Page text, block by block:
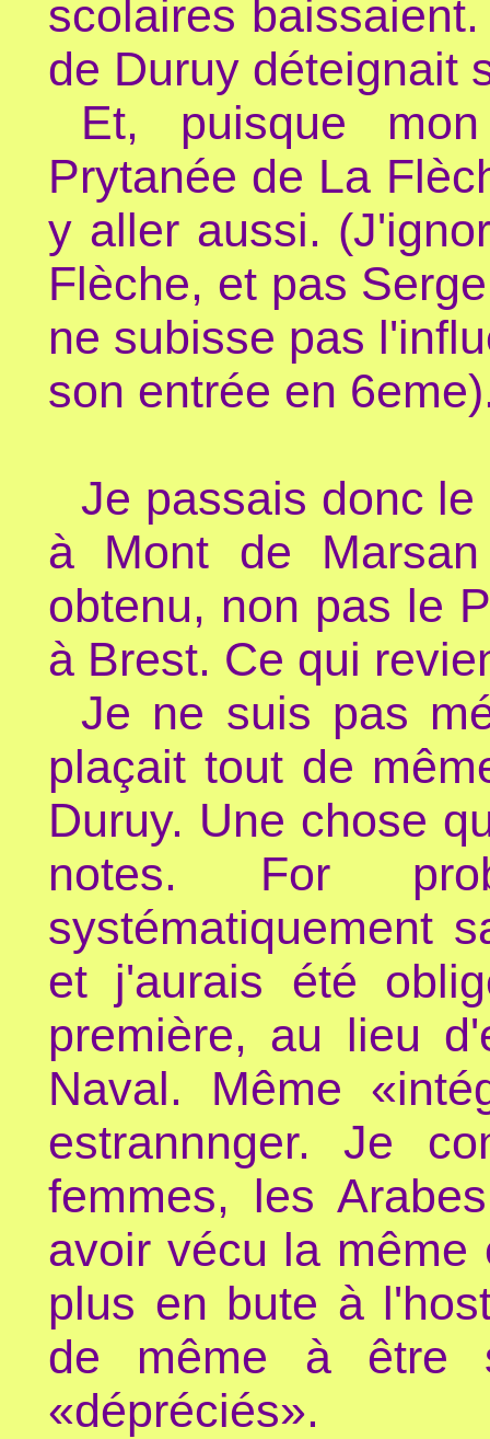
scolaires
de Duruy déteignait
Et, puisque
Prytanée de La
y aller aussi.
Flèche, et pas
ne subisse pas
son entrée en
Je passais donc
à Mont de
obtenu, non pas le
à Brest. Ce qui
Je ne suis pas
plaçait tout de
Duruy. Une chose
notes. For
systématiquement
et j'aurais été
première, au lieu
Naval. Même
estrannnger. Je
femmes, les
avoir vécu la même
plus en bute à
de même à être
«dépréciés».